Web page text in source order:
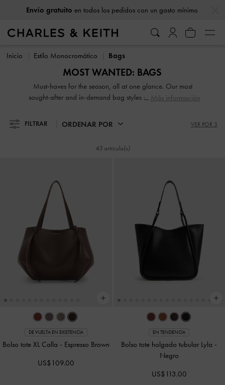
Envío gratuito en todos los pedidos con un gasto mínimo
Envío gratuitoen todos los pedidos con un gasto mínimo
Inicio Estilo Monocromático​ Bags
MOST WANTED: BAGS
Must-haves for the season, all at one glance. Our most
sought-after and in-demand bag styles deserve a coveted
Más información
FILTRAR ORDENAR POR VER POR 3
43 artículo(s)
DE VUELTA EN EXISTENCIA
Bolso tote XL Calla - Espresso Brown
US$109.00
EN TENDENCIA
Bolso tote holgado tubular Lyla -
Negro
US$113.00